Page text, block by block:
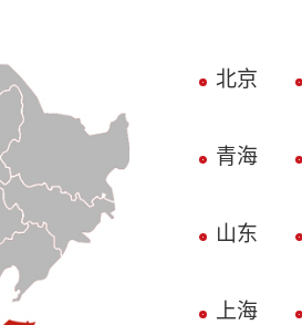
北京
青海
山东
上海